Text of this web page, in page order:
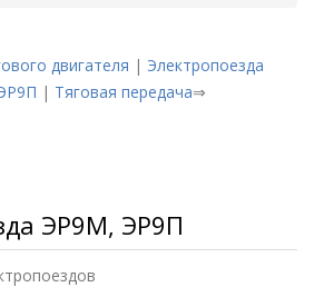
двигателя | Электропоезда
| Тяговая передача⇒
ЭР9М, ЭР9П